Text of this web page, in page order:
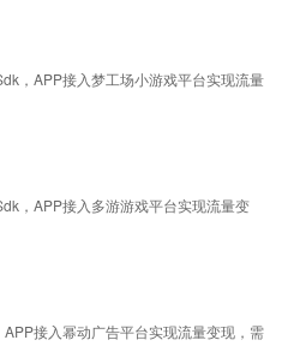
，APP接入梦工场小游戏平台实现流量
，APP接入多游游戏平台实现流量变
接入幂动广告平台实现流量变现，需